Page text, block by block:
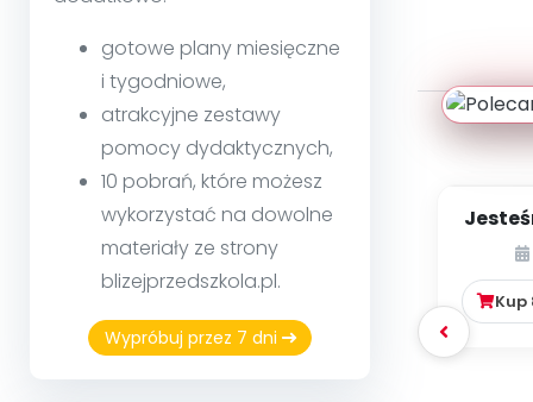
gotowe plany miesięczne
i tygodniowe,
atrakcyjne zestawy
pomocy dydaktycznych,
10 pobrań, które możesz
wykorzystać na dowolne
materiały ze strony
blizejprzedszkola.pl.
Wypróbuj przez 7 dni
Kup